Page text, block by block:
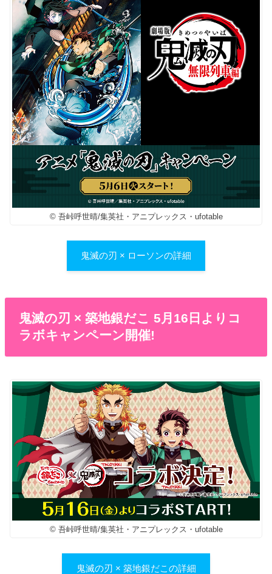
© 吾峠呼世晴/集英社・アニプレックス・ufotable
鬼滅の刃 × ローソンの詳細
鬼滅の刃 × 築地銀だこ 5月16日よりコ
ラボキャンペーン開催!
© 吾峠呼世晴/集英社・アニプレックス・ufotable
鬼滅の刃 × 築地銀だこの詳細